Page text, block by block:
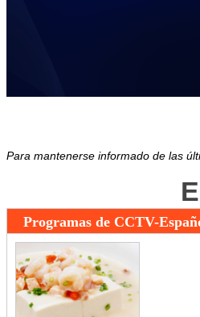
Para mantenerse informado de las
Programas de CCTV-